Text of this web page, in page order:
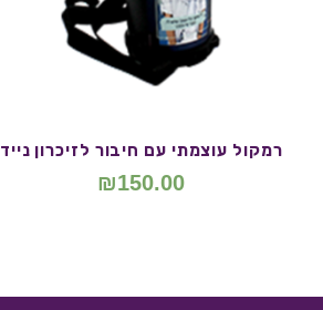
רמקול עוצמתי עם חיבור לזיכרון נייד
₪150.00